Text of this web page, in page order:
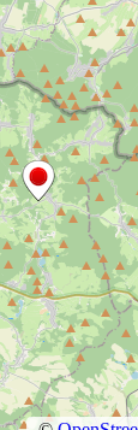
ev.č. 29 v
čp. 698 v
u továrního
Mikulášovic
Mikulášovic
mlýnu Světlík v